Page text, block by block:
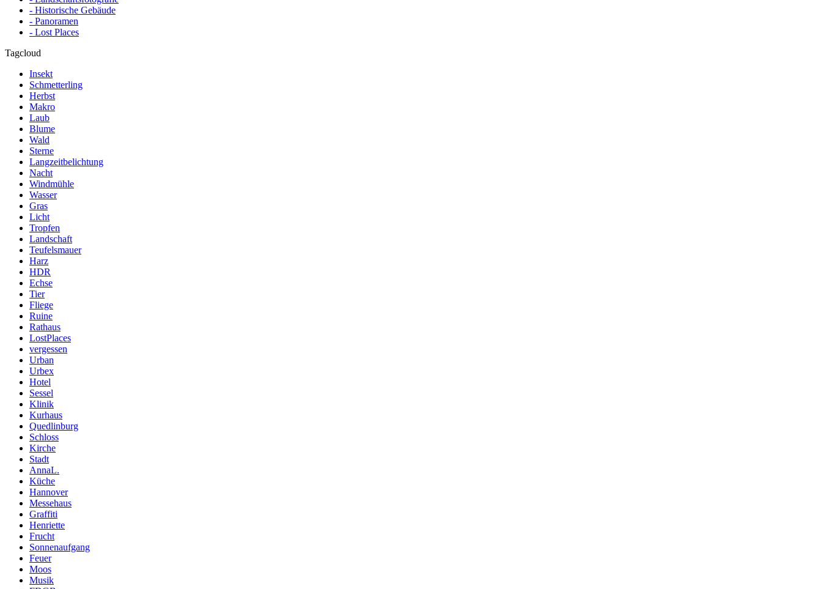
- Historische Gebäude
- Panoramen
- Lost Places
Tagcloud
Insekt
Schmetterling
Herbst
Makro
Laub
Blume
Wald
Sterne
Langzeitbelichtung
Nacht
Windmühle
Wasser
Gras
Licht
Tropfen
Landschaft
Teufelsmauer
Harz
HDR
Echse
Tier
Fliege
Ruine
Rathaus
LostPlaces
vergessen
Urban
Urbex
Hotel
Sessel
Klinik
Kurhaus
Quedlinburg
Schloss
Kirche
Stadt
AnnaL.
Küche
Hannover
Messehaus
Graffiti
Henriette
Frucht
Sonnenaufgang
Feuer
Moos
Musik